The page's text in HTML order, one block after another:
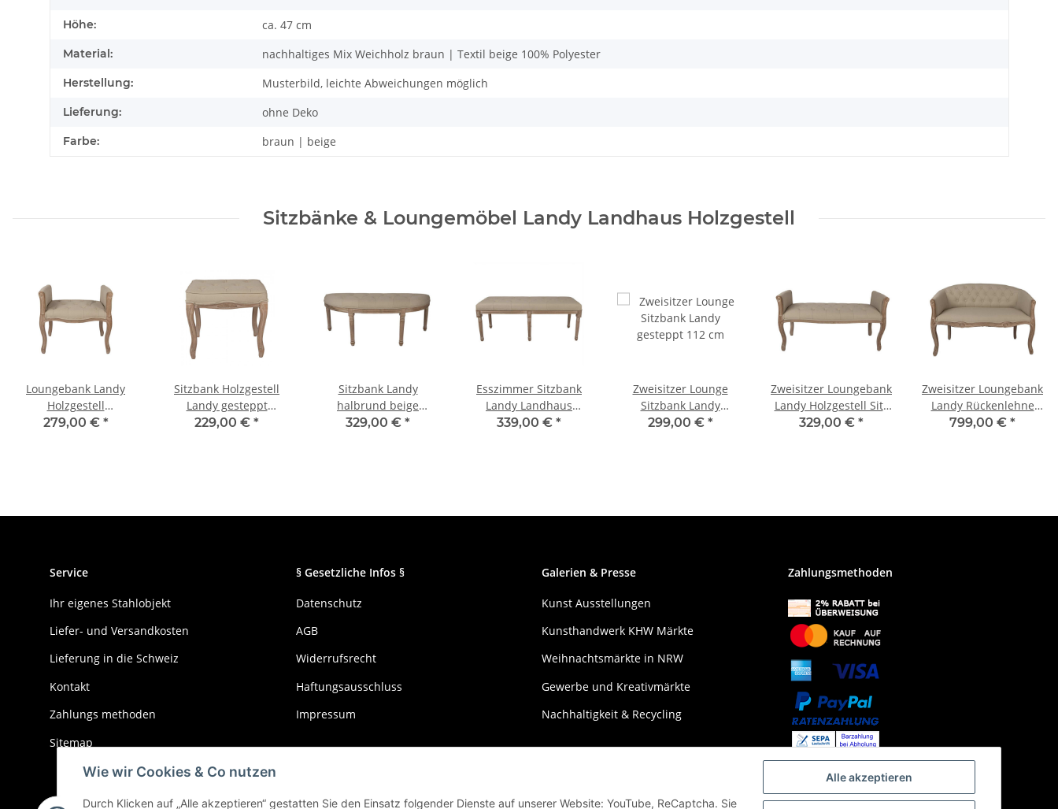
Alle akzeptieren
Wie wir Cookies & Co nutzen
Durch Klicken auf „Alle akzeptieren“ gestatten Sie den Einsatz folgender Dienste auf unserer Website: YouTube, ReCaptcha. Sie
Höhe: ca. 47 cm
Material: nachhaltiges Mix Weichholz braun | Textil beige 100% Polyester
Herstellung: Musterbild, leichte Abweichungen möglich
Lieferung: ohne Deko
Farbe: braun | beige
Sitzbänke & Loungemöbel Landy Landhaus Holzgestell
Loungebank Landy
Holzgestell
geschwungen Sitz
279,00 € *
Sitzbank Holzgestell
Landy gesteppt
Landhausstil 50 cm
229,00 € *
Sitzbank Landy
halbrund beige
Holzgestell 125 cm
329,00 € *
Esszimmer Sitzbank
Landy Landhaus
Holzbeine 122 cm
339,00 € *
Zweisitzer Lounge
Sitzbank Landy
gesteppt 112 cm
299,00 € *
Zweisitzer Loungebank
Landy Holzgestell Sitz
gesteppt 113 cm
329,00 € *
Zweisitzer Loungebank
Landy Rückenlehne
gesteppt 104 cm
799,00 € *
Service
Ihr eigenes Stahlobjekt
Liefer- und Versandkosten
Lieferung in die Schweiz
Kontakt
Zahlungs methoden
Sitemap
§ Gesetzliche Infos §
Datenschutz
AGB
Widerrufsrecht
Haftungsausschluss
Impressum
Galerien & Presse
Kunst Ausstellungen
Kunsthandwerk KHW Märkte
Weihnachtsmärkte in NRW
Gewerbe und Kreativmärkte
Nachhaltigkeit & Recycling
Zahlungsmethoden